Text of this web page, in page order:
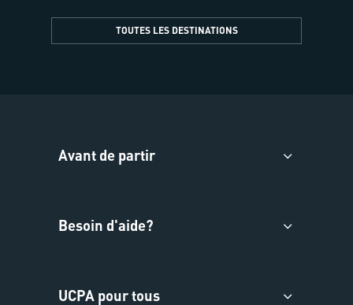
TOUTES LES DESTINATIONS
Avant de partir
Besoin d'aide?
UCPA pour tous